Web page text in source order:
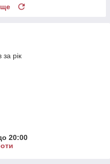
ще
за рік
20:00